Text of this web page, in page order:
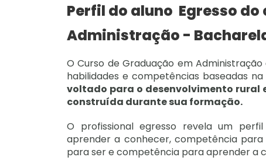
Perfil do aluno Egresso
Administração -
O Curso de Graduação em
habilidades e competências baseadas na
voltado para o desenvolvimento
construída durante sua formação.
O profissional egresso revela um
aprender a conhecer, competência
para ser e competência para aprender a